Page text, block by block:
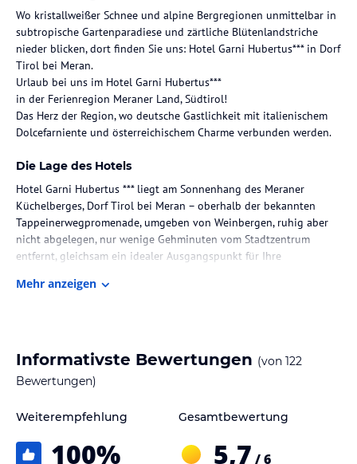
Wo kristallweißer Schnee und alpine Bergregionen unmittelbar in
subtropische Gartenparadiese und zärtliche Blütenlandstriche
nieder blicken, dort finden Sie uns: Hotel Garni Hubertus*** in Dorf
Tirol bei Meran.
Urlaub bei uns im Hotel Garni Hubertus***
in der Ferienregion Meraner Land, Südtirol!
Das Herz der Region, wo deutsche Gastlichkeit mit italienischem
Dolcefarniente und österreichischem Charme verbunden werden.
Die Lage des Hotels
Hotel Garni Hubertus *** liegt am Sonnenhang des Meraner
Küchelberges, Dorf Tirol bei Meran – oberhalb der bekannten
Tappeinerwegpromenade, umgeben von Weinbergen, ruhig aber
nicht abgelegen, nur wenige Gehminuten vom Stadtzentrum
entfernt, gleichsam ein idealer Ausgangspunkt für Ihre
Zimmer / Unterbringung im Hotel
Komplettsanierung unterzogen!
geräumiges Doppelzimmer mit Südbalkon mit Blick auf Meran ,
Mehr anzeigen
Informativste Bewertungen (von 122
Bewertungen)
Weiterempfehlung
100%
Gesamtbewertung
5,7 / 6